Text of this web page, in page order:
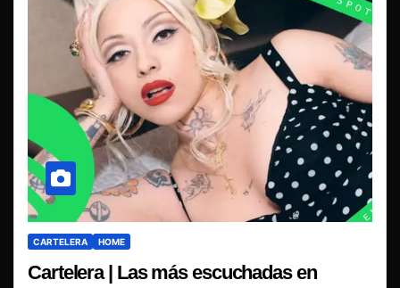
CARTELERA HOME
Cartelera | Las más escuchadas en